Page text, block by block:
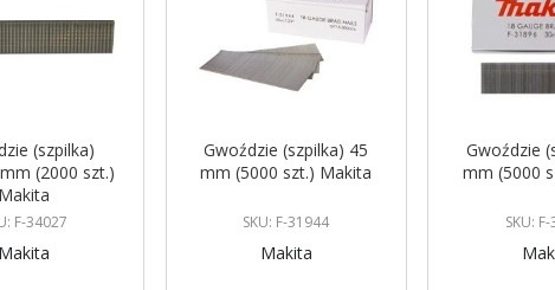
(szpilka)
(2000 szt.)
Makita
F-34027
Makita
Gwoździe (szpilka) 45
mm (5000 szt.) Makita
SKU: F-31944
Makita
Gwoździe
mm (5000
SKU: